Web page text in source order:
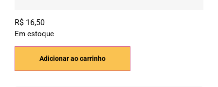
R$ 16,50
Em estoque
Adicionar ao carrinho